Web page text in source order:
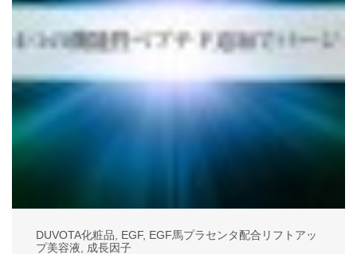
DUVOTA化粧品 EGF, EGF馬プラセンタ配合リフトアッ
プ美容液
成長因子